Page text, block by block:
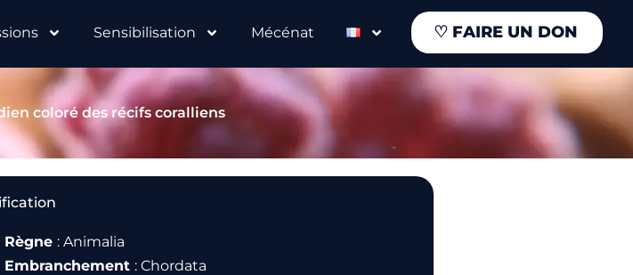
Sensibilisation Mécénat ♡ FAIRE UN DON
coloré des récifs coralliens
Règne : Animalia
Embranchement : Chordata